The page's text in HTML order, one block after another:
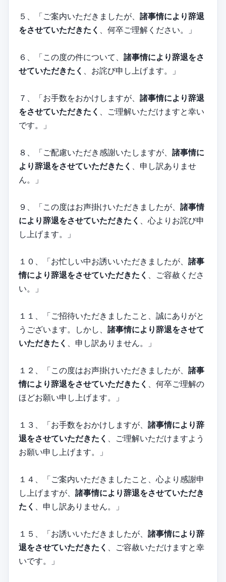
５、「ご案内いただきましたが、 諸事情により辞退
をさせていただきたく
、何卒ご理解ください。」
６、「この度の件について、 諸事情により辞退をさ
せていただきたく
、お詫び申し上げます。」
７、「お手数をおかけしますが、 諸事情により辞退
をさせていただきたく
、ご理解いただけますと幸い
です。」
８、「ご配慮いただき感謝いたしますが、 諸事情に
より辞退をさせていただきたく
、申し訳ありませ
ん。」
９、「この度はお声掛けいただきましたが、 諸事情
により辞退をさせていただきたく
、心よりお詫び申
し上げます。」
１０、「お忙しい中お誘いいただきましたが、 諸事
情により辞退をさせていただきたく
、ご容赦くださ
い。」
１１、「ご招待いただきましたこと、誠にありがと
うございます。しかし、 諸事情により辞退をさせて
いただきたく
、申し訳ありません。」
１２、「この度はお声掛けいただきましたが、 諸事
情により辞退をさせていただきたく
、何卒ご理解の
ほどお願い申し上げます。」
１３、「お手数をおかけしますが、 諸事情により辞
退をさせていただきたく
、ご理解いただけますよう
お願い申し上げます。」
１４、「ご案内いただきましたこと、心より感謝申
し上げますが、 諸事情により辞退をさせていただき
たく
、申し訳ありません。」
１５、「お誘いいただきましたが、 諸事情により辞
退をさせていただきたく
、ご容赦いただけますと幸
いです。」